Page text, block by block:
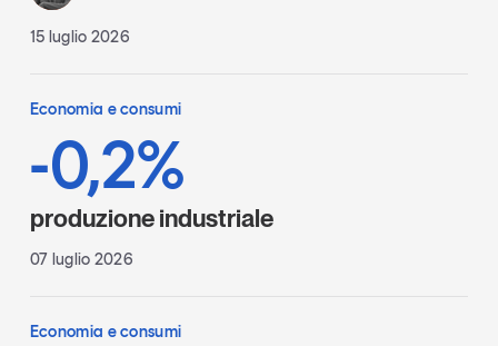
15 luglio 2026
Economia e consumi
-0,2%
produzione industriale
07 luglio 2026
Economia e consumi